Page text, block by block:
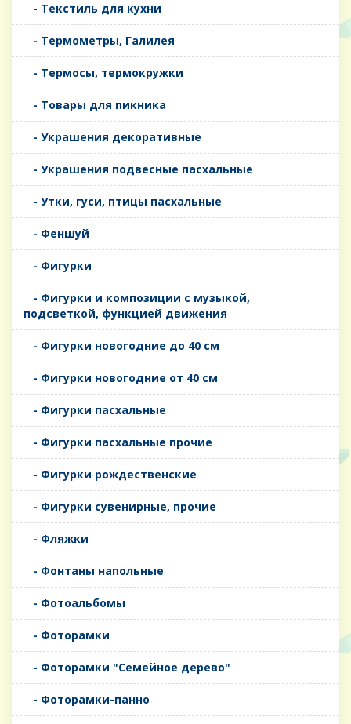
- Текстиль для кухни
- Термометры, Галилея
- Термосы, термокружки
- Товары для пикника
- Украшения декоративные
- Украшения подвесные пасхальные
- Утки, гуси, птицы пасхальные
- Феншуй
- Фигурки
- Фигурки и композиции с музыкой,
подсветкой, функцией движения
- Фигурки новогодние до 40 см
- Фигурки новогодние от 40 см
- Фигурки пасхальные
- Фигурки пасхальные прочие
- Фигурки рождественские
- Фигурки сувенирные, прочие
- Фляжки
- Фонтаны напольные
- Фотоальбомы
- Фоторамки
- Фоторамки "Семейное дерево"
- Фоторамки-панно